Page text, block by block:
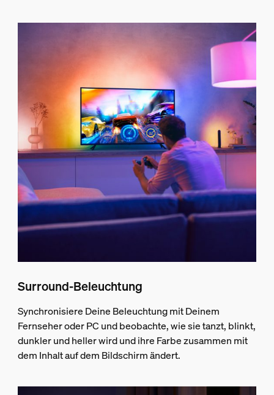
Surround-Beleuchtung
Synchronisiere Deine Beleuchtung mit Deinem
Fernseher oder PC und beobachte, wie sie tanzt, blinkt,
dunkler und heller wird und ihre Farbe zusammen mit
dem Inhalt auf dem Bildschirm ändert.